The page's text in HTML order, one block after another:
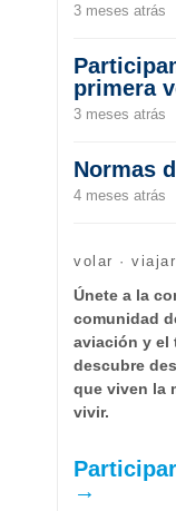
3 meses atrás
primera
3 meses atrás
Normas
4 meses atrás
volar ·
Únete a la
comunidad
aviación y el
descubre
que viven la
vivir.
→